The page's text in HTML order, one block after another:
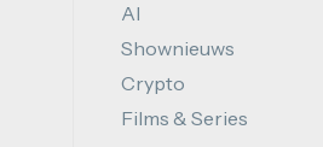
AI
Shownieuws
Crypto
Films & Series